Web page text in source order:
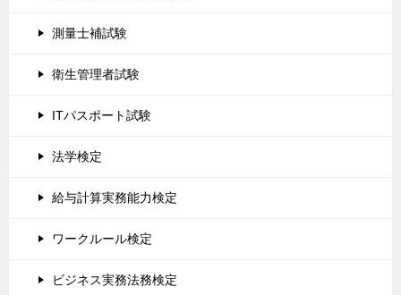
測量士補試験
衛生管理者試験
ITパスポート試験
法学検定
給与計算実務能力検定
ワークルール検定
ビジネス実務法務検定